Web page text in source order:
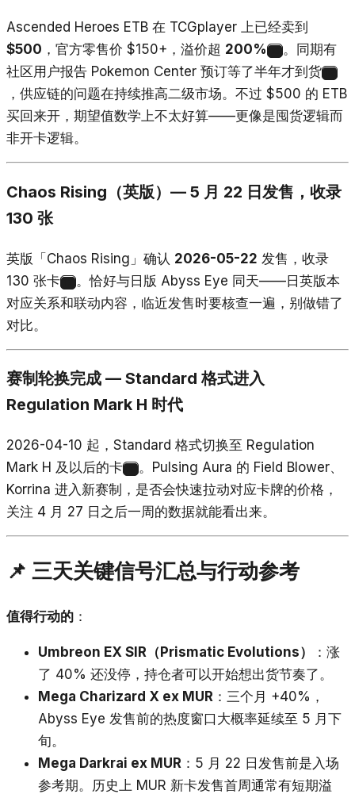
Ascended Heroes ETB 在 TCGplayer 上已经卖到
$500 ，官方零售价 $150+，溢价超 200%
。同期有
社区用户报告 Pokemon Center 预订等了半年才到货
，供应链的问题在持续推高二级市场。不过 $500 的 ETB
买回来开，期望值数学上不太好算——更像是囤货逻辑而
非开卡逻辑。
Chaos Rising（英版）— 5 月 22 日发售，收录
130 张
英版「Chaos Rising」确认 2026-05-22 发售，收录
130 张卡
。恰好与日版 Abyss Eye 同天——日英版本
对应关系和联动内容，临近发售时要核查一遍，别做错了
对比。
赛制轮换完成 — Standard 格式进入
Regulation Mark H 时代
2026-04-10 起，Standard 格式切换至 Regulation
Mark H 及以后的卡
。Pulsing Aura 的 Field Blower、
Korrina 进入新赛制，是否会快速拉动对应卡牌的价格，
关注 4 月 27 日之后一周的数据就能看出来。
📌 三天关键信号汇总与行动参考
值得行动的 ：
Umbreon EX SIR（Prismatic Evolutions）
：涨
了 40% 还没停，持仓者可以开始想出货节奏了。
Mega Charizard X ex MUR ：三个月 +40%，
Abyss Eye 发售前的热度窗口大概率延续至 5 月下
旬。
Mega Darkrai ex MUR ：5 月 22 日发售前是入场
参考期。历史上 MUR 新卡发售首周通常有短期溢